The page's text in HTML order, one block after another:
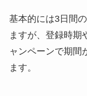
基本的には3日間
ますが、登録時期
ャンペーンで期間
ます。